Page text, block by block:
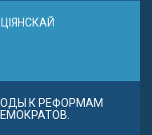
К РЕФОРМАМ